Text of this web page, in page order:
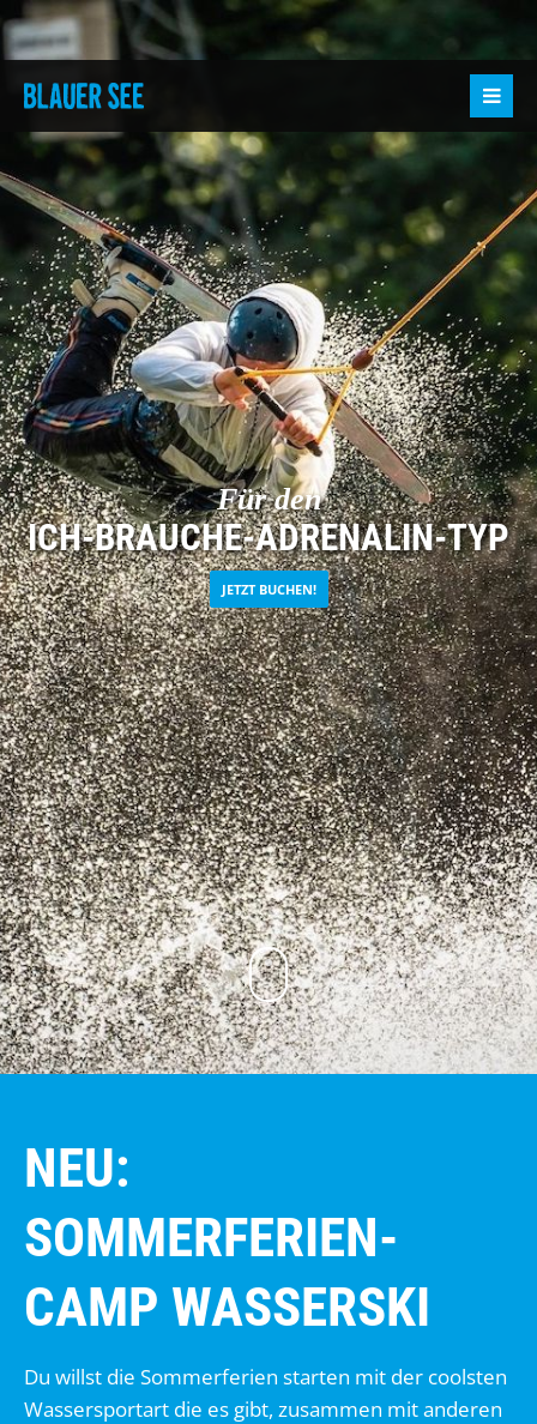
Für den
ICH-BRAUCHE-ADRENALIN-TYP
JETZT BUCHEN!
NEU:
SOMMERFERIEN-
CAMP WASSERSKI
Du willst die Sommerferien starten mit der coolsten
Wassersportart die es gibt, zusammen mit anderen